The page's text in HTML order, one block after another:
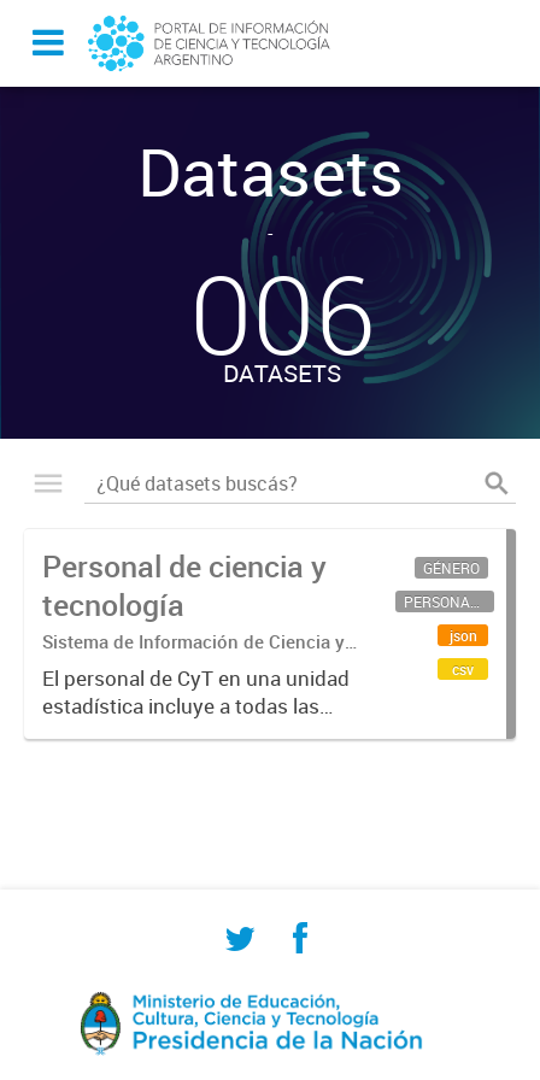
Datasets
-
006
DATASETS
Personal de ciencia y
tecnología
Sistema de Información de Ciencia y
Tecnología Argentino (SICYTAR)
El personal de CyT en una unidad
estadística incluye a todas las
personas involucradas
GÉNERO
PERSONAL CIENTÍFICO-TECNOLÓGICO
json
csv